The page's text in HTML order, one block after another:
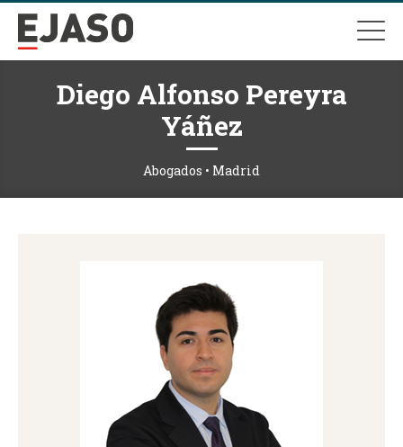
Diego Alfonso Pereyra
Yáñez
Abogados • Madrid